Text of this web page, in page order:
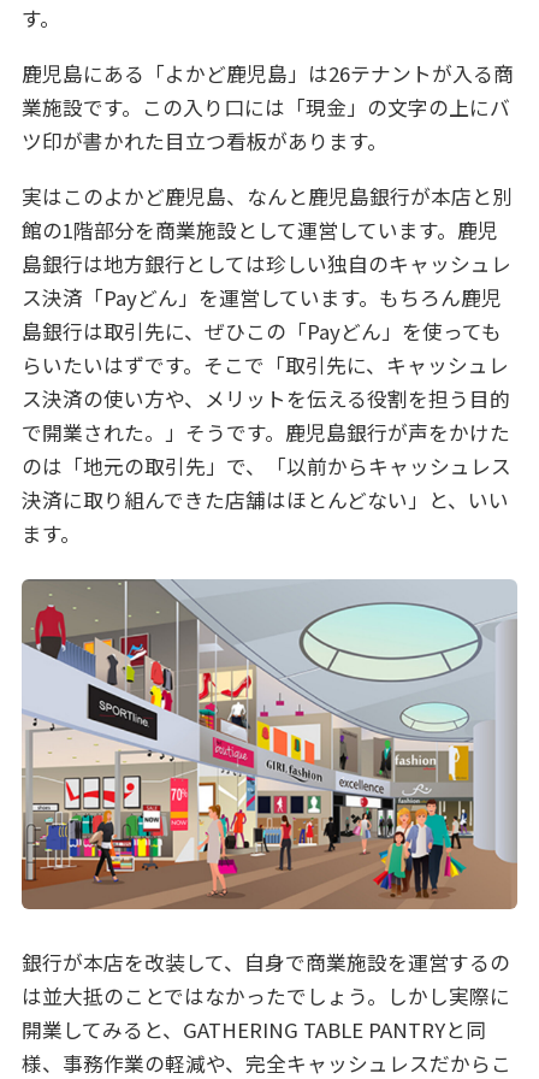
す。
鹿児島にある「よかど鹿児島」は26テナントが入る商
業施設です。この入り口には「現金」の文字の上にバ
ツ印が書かれた目立つ看板があります。
実はこのよかど鹿児島、なんと鹿児島銀行が本店と別
館の1階部分を商業施設として運営しています。鹿児
島銀行は地方銀行としては珍しい独自のキャッシュレ
ス決済「Payどん」を運営しています。もちろん鹿児
島銀行は取引先に、ぜひこの「Payどん」を使っても
らいたいはずです。そこで「取引先に、キャッシュレ
ス決済の使い方や、メリットを伝える役割を担う目的
で開業された。」そうです。鹿児島銀行が声をかけた
のは「地元の取引先」で、「以前からキャッシュレス
決済に取り組んできた店舗はほとんどない」と、いい
ます。
銀行が本店を改装して、自身で商業施設を運営するの
は並大抵のことではなかったでしょう。しかし実際に
開業してみると、GATHERING TABLE PANTRYと同
様、事務作業の軽減や、完全キャッシュレスだからこ